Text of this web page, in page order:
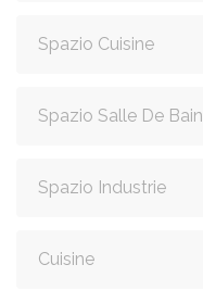
Spazio Cuisine
Spazio Salle De Bain
Spazio Industrie
Cuisine